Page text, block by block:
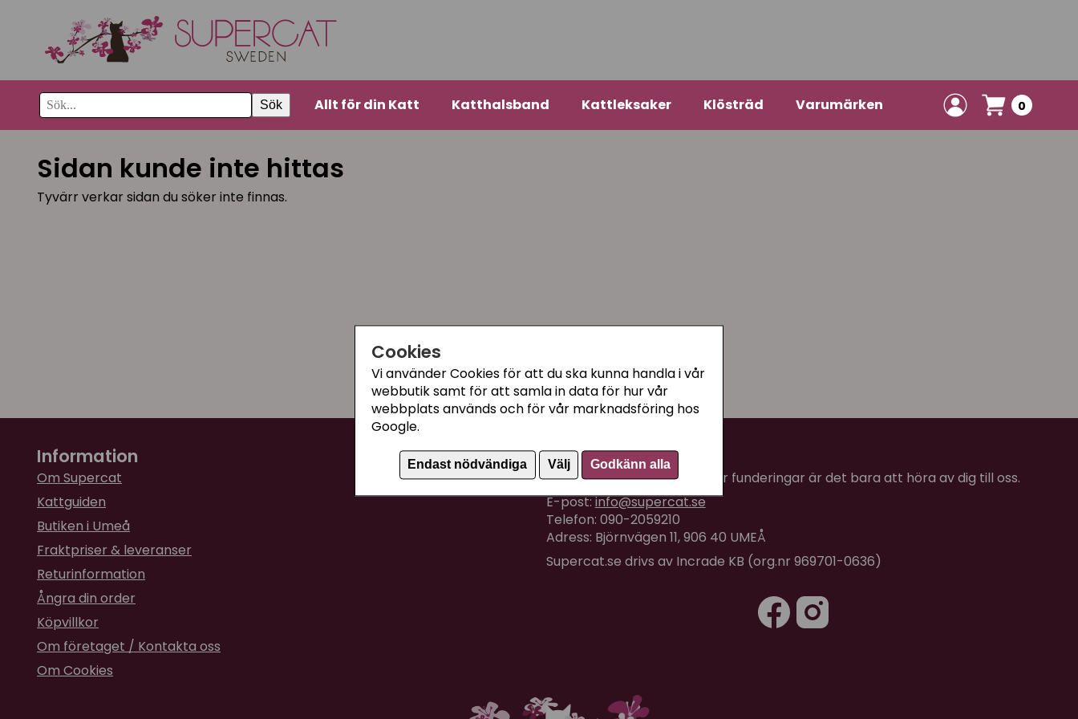
Cookies
Vi använder Cookies för att du ska kunna handla i vår
webbutik samt för att samla in data för hur vår
webbplats används och för vår marknadsföring hos
Google.
Endast nödvändiga Välj Godkänn alla
Sök Allt för din Katt Katthalsband Kattleksaker Klösträd Varumärken 0
Sidan kunde inte hittas
Tyvärr verkar sidan du söker inte finnas.
Information
Om Supercat
Kattguiden
Butiken i Umeå
Fraktpriser & leveranser
Returinformation
Ångra din order
Köpvillkor
Om företaget / Kontakta oss
Om Cookies
Kundtjänst
Om du har några frågor eller funderingar är det bara att höra av dig till oss.
E-post:info@supercat.se
Telefon: 090-2059210
Adress: Björnvägen 11, 906 40 UMEÅ
Supercat.se drivs av Incrade KB (org.nr 969701-0636)